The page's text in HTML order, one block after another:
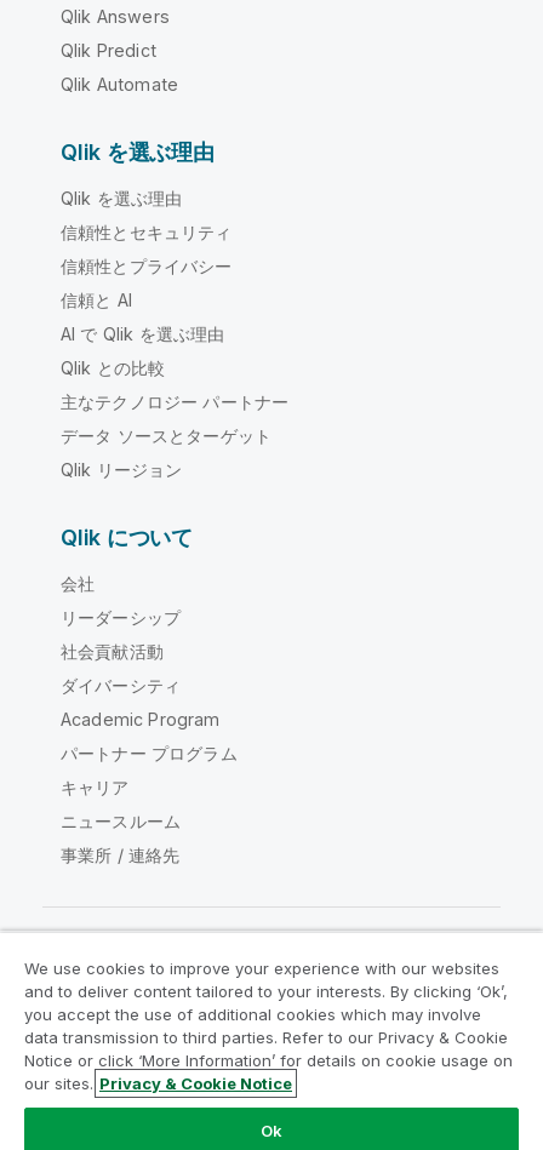
Qlik Answers
Qlik Predict
Qlik Automate
Qlik を選ぶ理由
Qlik を選ぶ理由
信頼性とセキュリティ
信頼性とプライバシー
信頼と AI
AI で Qlik を選ぶ理由
Qlik との比較
主なテクノロジー パートナー
データ ソースとターゲット
Qlik リージョン
Qlik について
会社
リーダーシップ
社会貢献活動
ダイバーシティ
Academic Program
パートナー プログラム
キャリア
ニュースルーム
事業所 / 連絡先
Qlik コミュニティ
法的契約 製品規約
Legal Policies
リーガルポリシー
利用規約
Do Not Share My Info
Copyright © 1993-2026 QlikTech International AB.無断複写・
We use cookies to improve your experience with our websites
and to deliver content tailored to your interests. By clicking ‘Ok’,
you accept the use of additional cookies which may involve
data transmission to third parties. Refer to our Privacy & Cookie
Notice or click ‘More Information’ for details on cookie usage on
our sites. Privacy & Cookie Notice
Ok